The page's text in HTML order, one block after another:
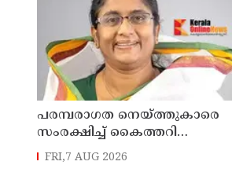
പരമ്പരാഗത നെയ്ത്തുകാരെ
സംരക്ഷിച്ച് കൈത്തറി
മേഖലയുടെ
ആധുനികവത്കരണം
FRI,7 AUG 2026